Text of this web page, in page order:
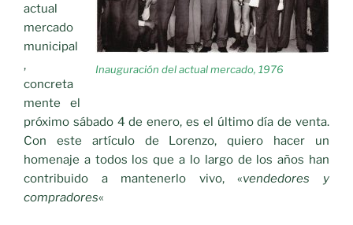
Inauguración del actual mercado, 1976
actual
mercado
municipal
,
concreta
mente el
próximo sábado 4 de enero, es el último día de venta.
Con este artículo de Lorenzo, quiero hacer un
homenaje a todos los que a lo largo de los años han
contribuido a mantenerlo vivo, «vendedores y
compradores«